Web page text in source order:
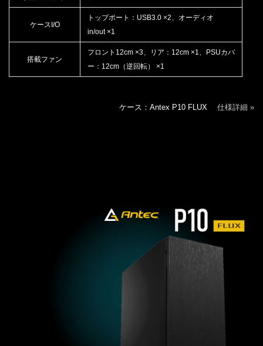
ケースI/O
トップポート：USB3.0 ×2、オーディオ
in/out ×1
搭載ファン
フロント12cm ×3、リア：12cm ×1、PSUカバ
ー：12cm（逆回転） ×1
ケース：Antex P10 FLUX 仕様詳細 »